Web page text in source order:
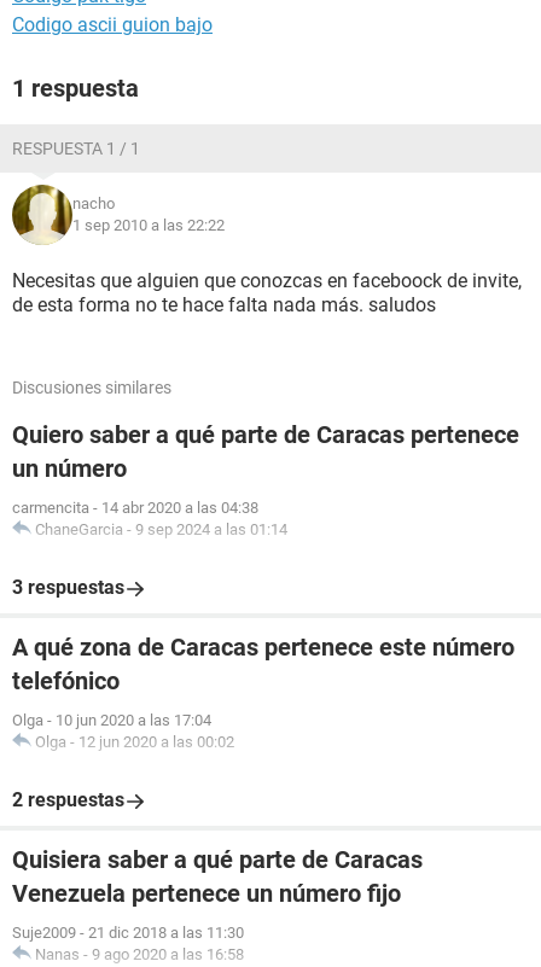
Codigo ascii guion bajo
1 respuesta
RESPUESTA 1 / 1
nacho
1 sep 2010 a las 22:22
Necesitas que alguien que conozcas en faceboock de invite,
de esta forma no te hace falta nada más. saludos
Discusiones similares
Quiero saber a qué parte de Caracas pertenece
un número
carmencita - 14 abr 2020 a las 04:38
ChaneGarcia - 9 sep 2024 a las 01:14
3 respuestas
A qué zona de Caracas pertenece este número
telefónico
Olga - 10 jun 2020 a las 17:04
Olga - 12 jun 2020 a las 00:02
2 respuestas
Quisiera saber a qué parte de Caracas
Venezuela pertenece un número fijo
Suje2009 - 21 dic 2018 a las 11:30
Nanas - 9 ago 2020 a las 16:58